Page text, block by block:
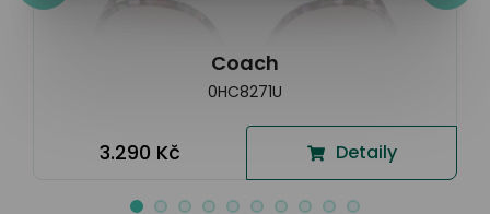
Coach
0HC8271U
3.290 Kč Detaily